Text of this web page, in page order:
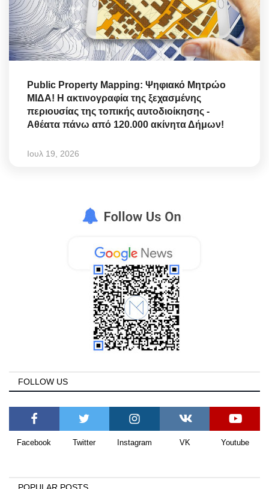
Public Property Mapping: Ψηφιακό Μητρώο
ΜΙΔΑ! Η ακτινογραφία της ξεχασμένης
περιουσίας της τοπικής αυτοδιοίκησης -
Αθέατα πάνω από 120.000 ακίνητα Δήμων!
Ιουλ 19, 2026
FOLLOW US
Facebook Twitter Instagram VK Youtube
POPULAR POSTS